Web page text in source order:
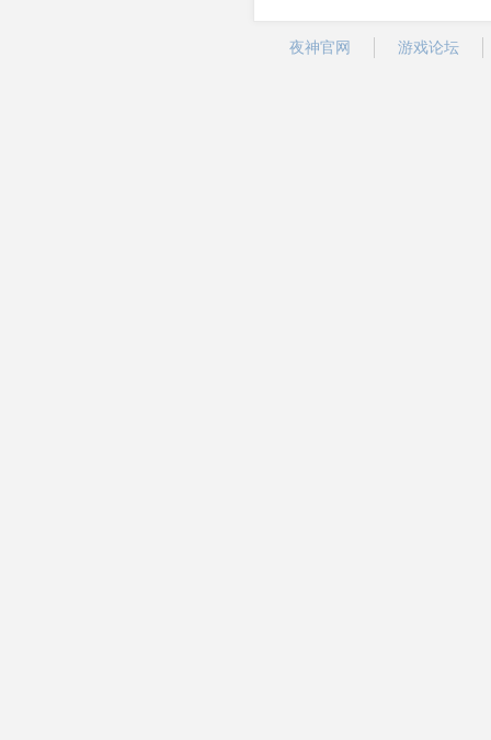
夜神官网 游戏论坛